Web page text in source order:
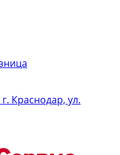
Краснодар, ул.